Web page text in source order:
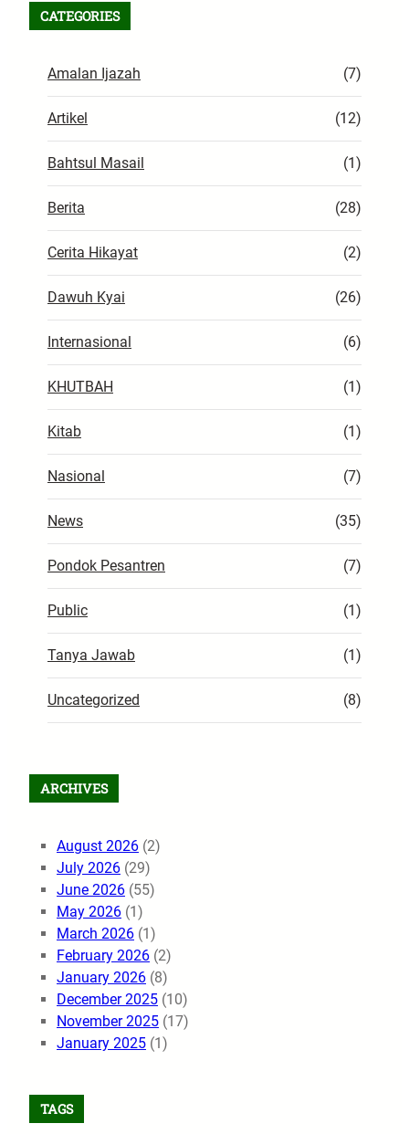
CATEGORIES
Amalan Ijazah (7)
Artikel (12)
Bahtsul Masail (1)
Berita (28)
Cerita Hikayat (2)
Dawuh Kyai (26)
Internasional (6)
KHUTBAH (1)
Kitab (1)
Nasional (7)
News (35)
Pondok Pesantren (7)
Public (1)
Tanya Jawab (1)
Uncategorized (8)
ARCHIVES
August 2026 (2)
July 2026 (29)
June 2026 (55)
May 2026 (1)
March 2026 (1)
February 2026 (2)
January 2026 (8)
December 2025 (10)
November 2025 (17)
January 2025 (1)
TAGS